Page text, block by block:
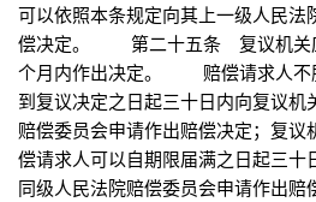
可以依照本条规定向其上一级人民法
偿决定。 第二十五条 复议机关
个月内作出决定。 赔偿请求人不
到复议决定之日起三十日内向复议机
赔偿委员会申请作出赔偿决定；复议
偿请求人可以自期限届满之日起三十
同级人民法院赔偿委员会申请作